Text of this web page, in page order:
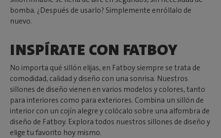
bomba. ¿Después de usarlo? Simplemente enróllalo de
nuevo.
INSPÍRATE CON FATBOY
No importa qué sillón elijas, en Fatboy siempre se trata de
comodidad, calidad y diseño con una sonrisa. Nuestros
sillones de diseño vienen en varios modelos y colores, tanto
para interiores como para exteriores. Combina un sillón de
interior con un cojín alegre y colócalo sobre una alfombra de
diseño de Fatboy. Explora todos nuestros sillones de diseño y
elige tu favorito hoy mismo.